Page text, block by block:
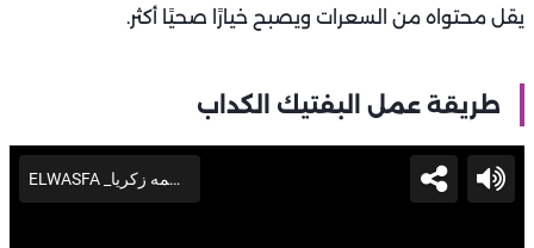
يقل محتواه من السعرات ويصبح خيارًا صحيًا أكثر.
طريقة عمل البفتيك الكداب